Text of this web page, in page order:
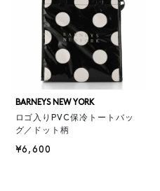
BARNEYS NEW YORK
ロゴ入りPVC保冷トートバッ
グ／ドット柄
¥6,600